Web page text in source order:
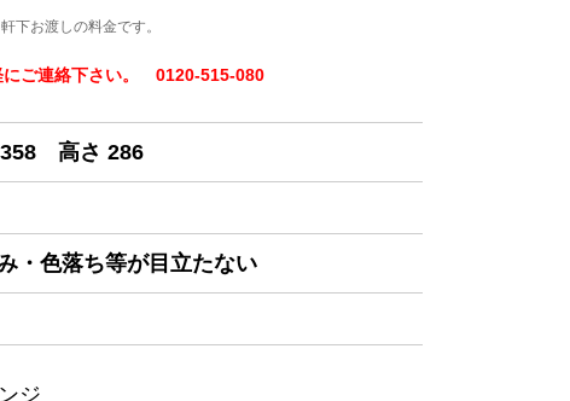
下お渡しの料金です。
にご連絡下さい。 0120-515-080
高さ 286
・色落ち等が目立たない
ジ